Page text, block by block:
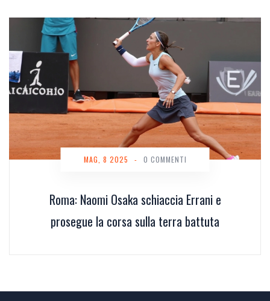
Roma: Naomi Osaka schiaccia Errani e
prosegue la corsa sulla terra battuta
MAG, 8 2025 - 0 COMMENTI